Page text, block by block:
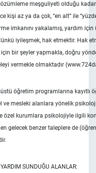
meşguliyeti olduğu
kişi az ya da çok, “en alt” ile
imkanını yakalamış, yardım için
iyileşmek, hak etmektir. Hak
bir şeyler yapmakla, doğru
vermekle olmaktadır
öğretim programlarına kayıtlı
ve mesleki alanlara yönelik
özel kurumlara psikolojiyle ilgili
gelecek benzer taleplere de
SUNDUĞU ALANLAR: